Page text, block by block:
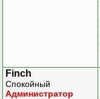
Finch
Спокойный
Администратор